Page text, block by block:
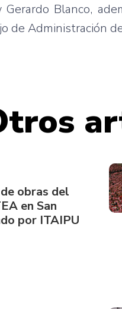
Blanco,
de Administración
obras del
en San
por ITAIPU